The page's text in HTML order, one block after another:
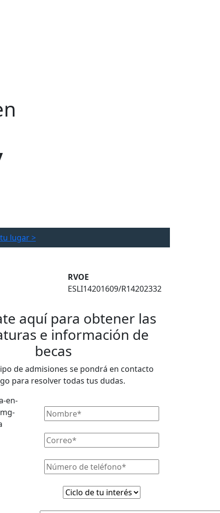
lugar >
RVOE
ESLI14201609/R14202332
aquí para obtener las
e información de
becas
de admisiones se pondrá en contacto
para resolver todas tus dudas.